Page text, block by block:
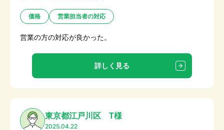
価格 営業担当者の対応
営業の方の対応が良かった。
詳しく見る
東京都江戸川区 T様
2025.04.22